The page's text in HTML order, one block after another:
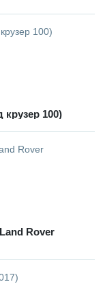
крузер 100)
Rover